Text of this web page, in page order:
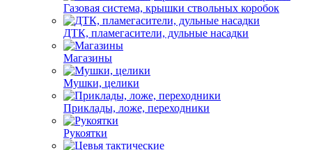
Газовая система, крышки ствольных коробок
ДТК, пламегасители, дульные насадки
Магазины
Мушки, целики
Приклады, ложе, переходники
Рукоятки